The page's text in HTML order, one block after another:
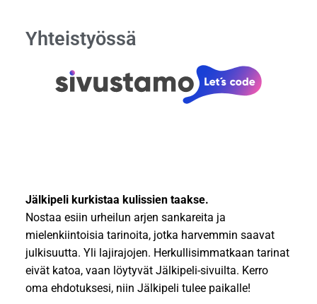
Yhteistyössä
Jälkipeli kurkistaa kulissien taakse.
Nostaa esiin urheilun arjen sankareita ja
mielenkiintoisia tarinoita, jotka harvemmin saavat
julkisuutta. Yli lajirajojen. Herkullisimmatkaan tarinat
eivät katoa, vaan löytyvät Jälkipeli-sivuilta. Kerro
oma ehdotuksesi, niin Jälkipeli tulee paikalle!